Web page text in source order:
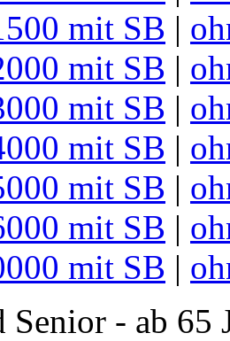
mit SB |
mit SB |
mit SB |
mit SB |
mit SB |
mit SB |
mit SB |
Senior - ab 65